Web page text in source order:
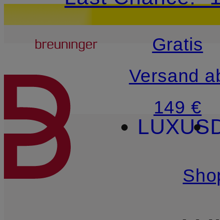
ZUM HAUPTINHALT
15€-
Breuninger
Gratis
Versand
149 €
LUXUS